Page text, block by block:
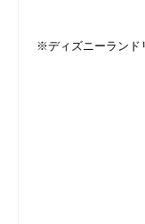
※ディズニーランド